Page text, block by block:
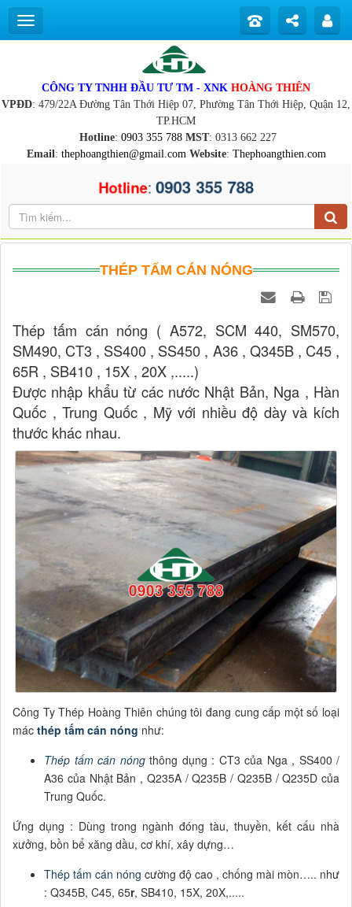
CÔNG TY TNHH ĐẦU TƯ TM - XNK HOÀNG THIÊN
VPĐD: 479/22A Đường Tân Thới Hiệp 07, Phường Tân Thới Hiệp, Quận 12,
TP.HCM
Hotline: 0903 355 788 MST: 0313 662 227
Email: thephoangthien@gmail.com Website: Thephoangthien.com
Hotline: 0903 355 788
THÉP TẤM CÁN NÓNG
Thép tấm cán nóng ( A572, SCM 440, SM570,
SM490, CT3 , SS400 , SS450 , A36 , Q345B , C45 ,
65R , SB410 , 15X , 20X ,.....)
Được nhập khẩu từ các nước Nhật Bản, Nga , Hàn
Quốc , Trung Quốc , Mỹ với nhiều độ dày và kích
thước khác nhau.
Công Ty Thép Hoàng Thiên chúng tôi đang cung cấp một số loại
mác thép tấm cán nóng như:
Thép tấm cán nóngthông dụng : CT3 của Nga , SS400 /
A36 của Nhật Bản , Q235A / Q235B / Q235B / Q235D của
Trung Quốc.
Ứng dụng : Dùng trong ngành đóng tàu, thuyền, kết cấu nhà
xưởng, bồn bể xăng dầu, cơ khí, xây dựng…
Thép tấm cán nóng cường độ cao , chống mài mòn….. như
: Q345B, C45, 65r, SB410, 15X, 20X,.....